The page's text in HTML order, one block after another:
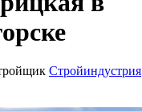
Стройиндустрия